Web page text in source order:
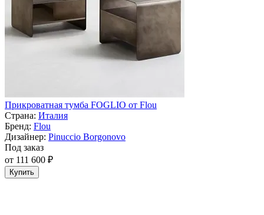
Прикроватная тумба FOGLIO от Flou
Страна: Италия
Бренд: Flou
Дизайнер: Pinuccio Borgonovo
Под заказ
от 111 600 ₽
Купить